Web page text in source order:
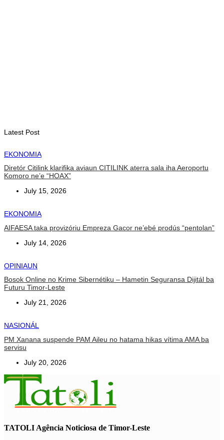
Latest Post
EKONOMIA
Diretór Citilink klarifika aviaun CITILINK aterra sala iha Aeroportu
Komoro ne’e “HOAX”
July 15, 2026
EKONOMIA
AIFAESA taka provizóriu Empreza Gacor ne’ebé prodús “pentolan”
July 14, 2026
OPINIAUN
Bosok Online no Krime Sibernétiku – Hametin Seguransa Dijitál ba
Futuru Timor-Leste
July 21, 2026
NASIONÁL
PM Xanana suspende PAM Aileu no hatama hikas vítima AMA ba
servisu
July 20, 2026
TATOLI Agência Noticiosa de Timor-Leste